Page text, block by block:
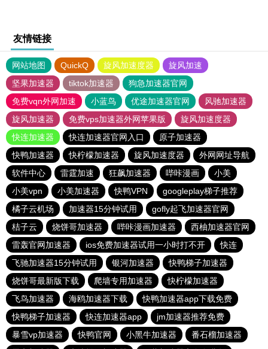
友情链接
网站地图 QuickQ 旋风加速度器
旋风加速
坚果加速器
tiktok加速器
狗急加速器官网
免费vqn外网加速
小蓝鸟 优途加速器官网
风驰加速器
旋风加速器
免费vps加速器外网苹果版
旋风加速度器
快连加速器
快连加速器官网入口
原子加速器
快鸭加速器
快柠檬加速器 旋风加速度器
外网网址导航
软件中心
雷霆加速 狂飙加速器 哔咔漫画
小美
小美vpn
小美加速器 快鸭VPN
googleplay梯子推荐
橘子云机场
加速器15分钟试用
gofly起飞加速器官网
桔子云
烧饼哥加速器 哔咔漫画加速器
西柚加速器官网
雷轰官网加速器
ios免费加速器试用一小时打不开
快连
飞驰加速器15分钟试用
银河加速器
快鸭梯子加速器
烧饼哥最新版下载
爬墙专用加速器
快柠檬加速器
飞鸟加速器
海鸥加速器下载
快鸭加速器app下载免费
快鸭梯子加速器
快连加速器app
jm加速器推荐免费
暴雪vp加速器
快鸭官网 小黑牛加速器
番石榴加速器